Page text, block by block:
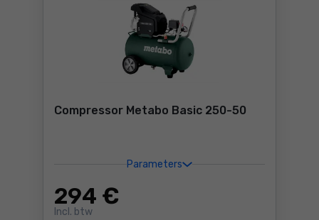
Compressor Metabo Basic 250-50
Parameters
294 €
Incl. btw